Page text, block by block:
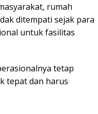
rumah
ditempati sejak para
untuk fasilitas
tetap
tepat dan harus